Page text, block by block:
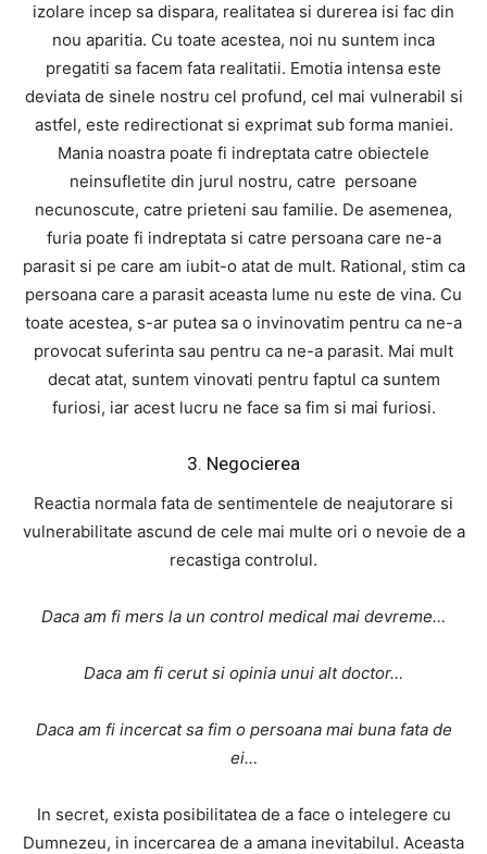
izolare incep sa dispara, realitatea si durerea isi fac din
nou aparitia. Cu toate acestea, noi nu suntem inca
pregatiti sa facem fata realitatii. Emotia intensa este
deviata de sinele nostru cel profund, cel mai vulnerabil si
astfel, este redirectionat si exprimat sub forma maniei.
Mania noastra poate fi indreptata catre obiectele
neinsufletite din jurul nostru, catre persoane
necunoscute, catre prieteni sau familie. De asemenea,
furia poate fi indreptata si catre persoana care ne-a
parasit si pe care am iubit-o atat de mult. Rational, stim ca
persoana care a parasit aceasta lume nu este de vina. Cu
toate acestea, s-ar putea sa o invinovatim pentru ca ne-a
provocat suferinta sau pentru ca ne-a parasit. Mai mult
decat atat, suntem vinovati pentru faptul ca suntem
furiosi, iar acest lucru ne face sa fim si mai furiosi.
3. Negocierea
Reactia normala fata de sentimentele de neajutorare si
vulnerabilitate ascund de cele mai multe ori o nevoie de a
recastiga controlul.
Daca am fi mers la un control medical mai devreme…
Daca am fi cerut si opinia unui alt doctor…
Daca am fi incercat sa fim o persoana mai buna fata de
ei…
In secret, exista posibilitatea de a face o intelegere cu
Dumnezeu, in incercarea de a amana inevitabilul. Aceasta